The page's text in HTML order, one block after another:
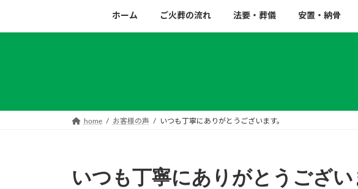
キ
に
ホーム ご火葬の流れ 法要・葬儀 安置・納骨
home お客様の声 いつも丁寧にありがとうございます。
いつも丁寧にありがとうござい